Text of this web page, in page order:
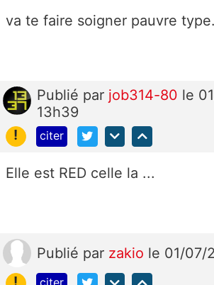
va te faire soigner pauvre type.
Publié par job314-80 le
13h39
!
citer
Elle est RED celle la ...
Publié par zakio le 01/07/
!
citer